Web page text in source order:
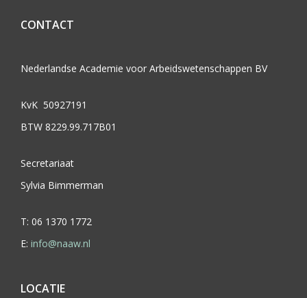
CONTACT
Nederlandse Academie voor Arbeidswetenschappen BV
KvK 50927191
BTW 8229.99.717B01
Secretariaat
Sylvia Bimmerman
T: 06 1370 1772
E: info@naaw.nl
LOCATIE